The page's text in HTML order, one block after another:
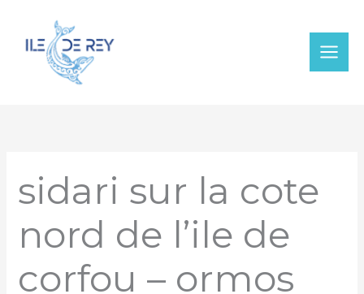
contenu
sidari sur la cote
nord de l’ile de
corfou – ormos